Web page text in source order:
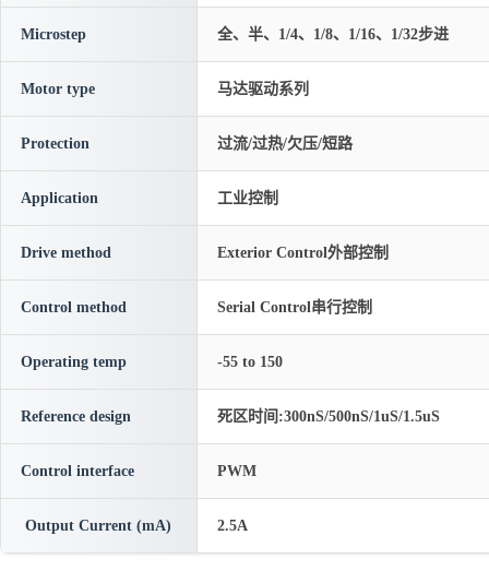
Microstep 全、半、1/4、1/8、1/16、1/32步进
Motor type 马达驱动系列
Protection 过流/过热/欠压/短路
Application 工业控制
Drive method Exterior Control外部控制
Control method Serial Control串行控制
Operating temp -55 to 150
Reference design 死区时间:300nS/500nS/1uS/1.5uS
Control interface PWM
Output Current (mA) 2.5A